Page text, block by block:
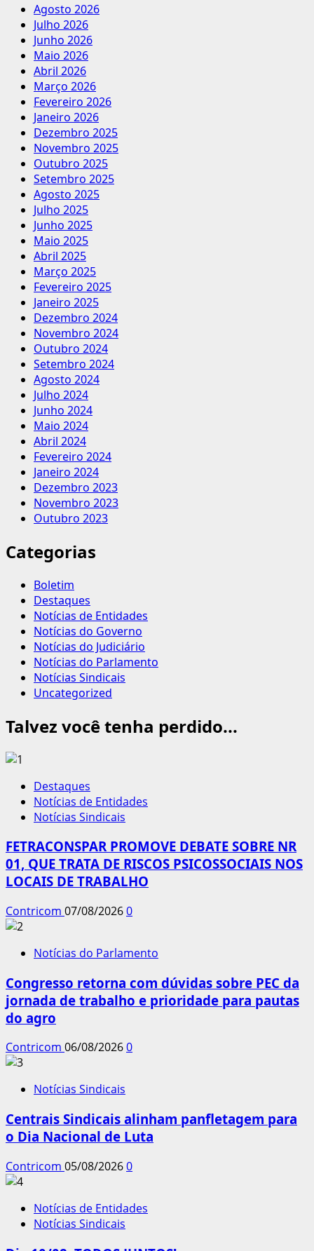
Agosto 2026
Julho 2026
Junho 2026
Maio 2026
Abril 2026
Março 2026
Fevereiro 2026
Janeiro 2026
Dezembro 2025
Novembro 2025
Outubro 2025
Setembro 2025
Agosto 2025
Julho 2025
Junho 2025
Maio 2025
Abril 2025
Março 2025
Fevereiro 2025
Janeiro 2025
Dezembro 2024
Novembro 2024
Outubro 2024
Setembro 2024
Agosto 2024
Julho 2024
Junho 2024
Maio 2024
Abril 2024
Fevereiro 2024
Janeiro 2024
Dezembro 2023
Novembro 2023
Outubro 2023
Categorias
Boletim
Destaques
Notícias de Entidades
Notícias do Governo
Notícias do Judiciário
Notícias do Parlamento
Notícias Sindicais
Uncategorized
Talvez você tenha perdido...
Destaques
Notícias de Entidades
Notícias Sindicais
FETRACONSPAR PROMOVE DEBATE SOBRE NR
01, QUE TRATA DE RISCOS PSICOSSOCIAIS NOS
LOCAIS DE TRABALHO
Contricom 07/08/20260
Notícias do Parlamento
Congresso retorna com dúvidas sobre PEC da
jornada de trabalho e prioridade para pautas
do agro
Contricom 06/08/20260
Notícias Sindicais
Centrais Sindicais alinham panfletagem para
o Dia Nacional de Luta
Contricom 05/08/20260
Notícias de Entidades
Notícias Sindicais